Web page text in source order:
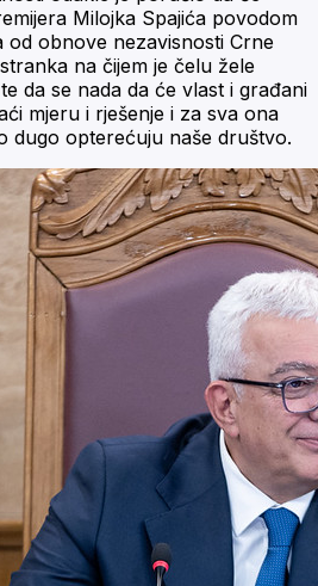
Milojka Spajića povodom
od obnove nezavisnosti Crne
na čijem je čelu žele
da se nada da će vlast i građani
mjeru i rješenje i za sva ona
dugo opterećuju naše društvo.